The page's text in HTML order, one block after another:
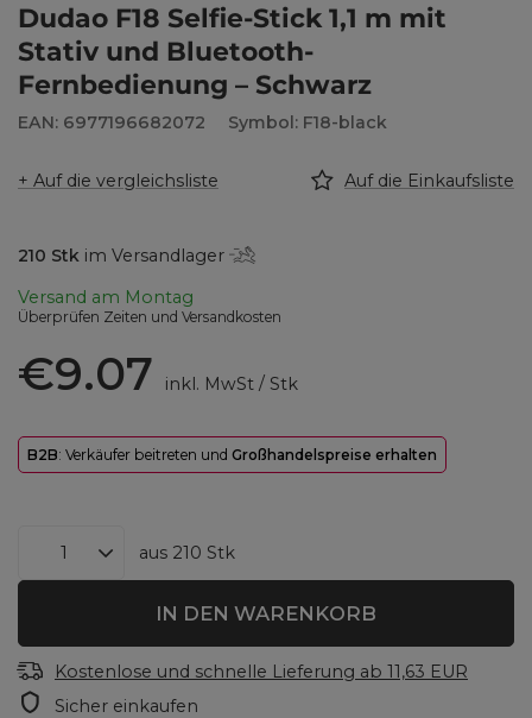
Dudao F18 Selfie-Stick 1,1 m mit
Stativ und Bluetooth-
Fernbedienung – Schwarz
EAN: 6977196682072 Symbol: F18-black
+ Auf die vergleichsliste Auf die Einkaufsliste
210 Stk im Versandlager
Versand am Montag
Überprüfen Zeiten und Versandkosten
€9.07 inkl. MwSt/ Stk
B2B: Verkäufer beitreten und Großhandelspreise erhalten
aus 210 Stk
IN DEN WARENKORB
Kostenlose und schnelle Lieferung ab 11,63 EUR
Sicher einkaufen